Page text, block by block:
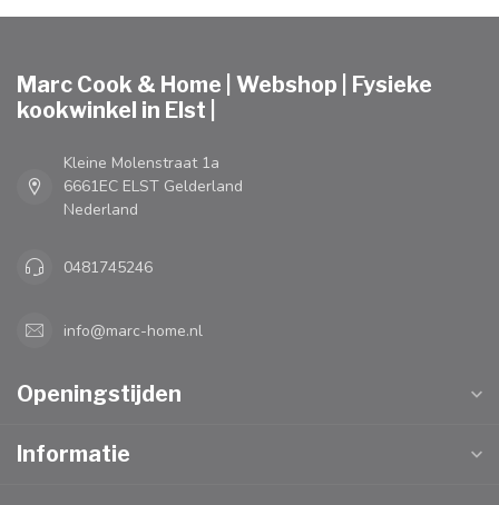
Marc Cook & Home | Webshop | Fysieke
kookwinkel in Elst |
Kleine Molenstraat 1a
6661EC ELST Gelderland
Nederland
0481745246
info@marc-home.nl
Openingstijden
Informatie